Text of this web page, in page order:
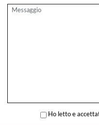
Ho letto e